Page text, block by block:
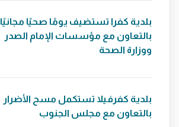
بلدية كفرا تستضيف يومًا صحيًا مجانيًا
بالتعاون مع مؤسسات الإمام الصدر
ووزارة الصحة
بلدية كفرفيلا تستكمل مسح الأضرار
بالتعاون مع مجلس الجنوب